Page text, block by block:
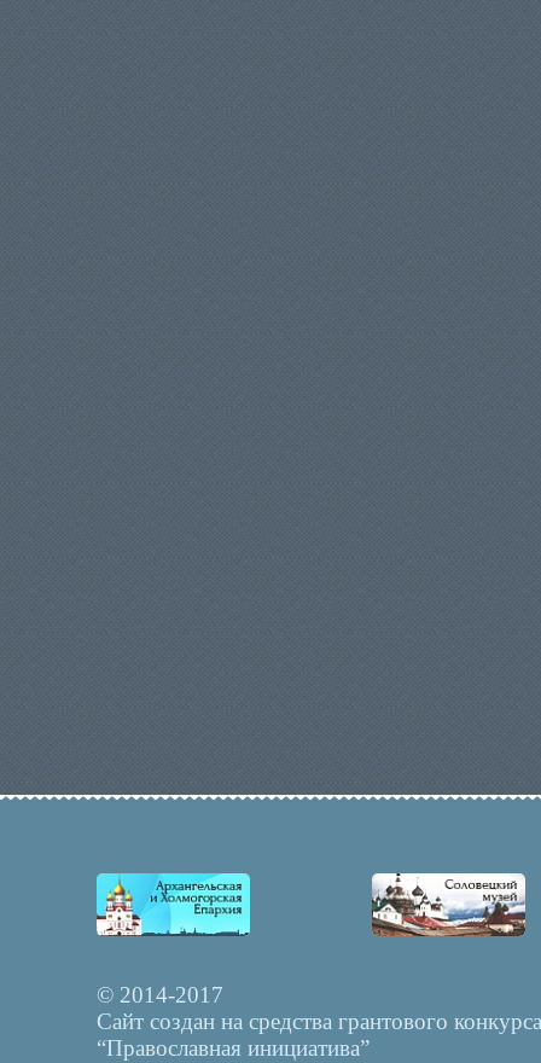
© 2014-2017
Сайт создан на средства грантового конкурса
“Православная инициатива”